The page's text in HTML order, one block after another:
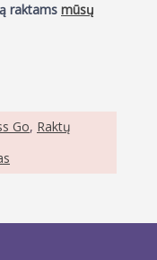
raktams mūsų
Go, Raktų